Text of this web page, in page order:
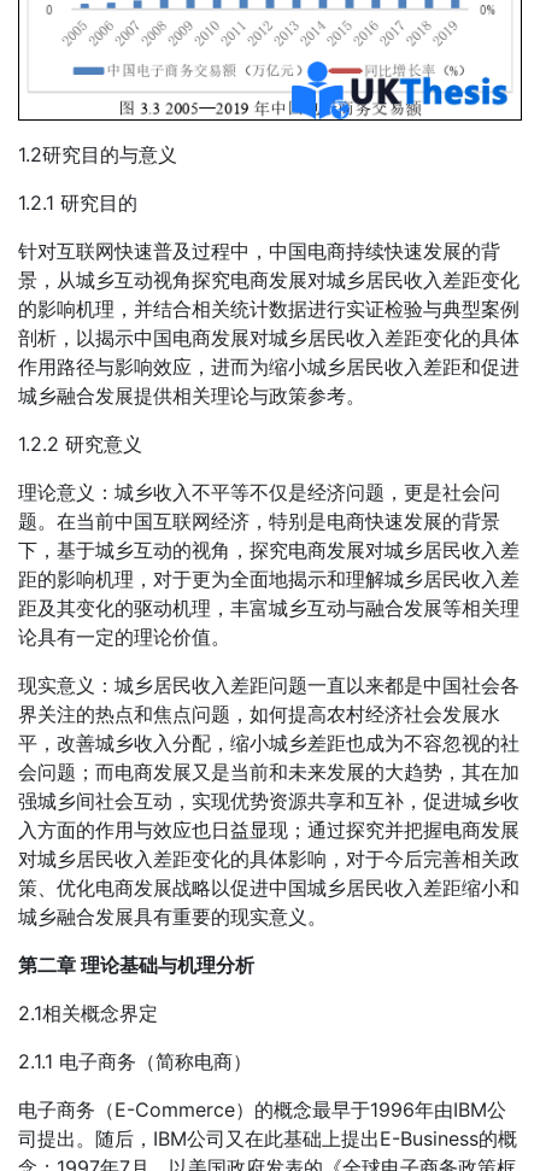
1.2研究目的与意义
1.2.1 研究目的
针对互联网快速普及过程中，中国电商持续快速发展的背
景，从城乡互动视角探究电商发展对城乡居民收入差距变化
的影响机理，并结合相关统计数据进行实证检验与典型案例
剖析，以揭示中国电商发展对城乡居民收入差距变化的具体
作用路径与影响效应，进而为缩小城乡居民收入差距和促进
城乡融合发展提供相关理论与政策参考。
1.2.2 研究意义
理论意义：城乡收入不平等不仅是经济问题，更是社会问
题。在当前中国互联网经济，特别是电商快速发展的背景
下，基于城乡互动的视角，探究电商发展对城乡居民收入差
距的影响机理，对于更为全面地揭示和理解城乡居民收入差
距及其变化的驱动机理，丰富城乡互动与融合发展等相关理
论具有一定的理论价值。
现实意义：城乡居民收入差距问题一直以来都是中国社会各
界关注的热点和焦点问题，如何提高农村经济社会发展水
平，改善城乡收入分配，缩小城乡差距也成为不容忽视的社
会问题；而电商发展又是当前和未来发展的大趋势，其在加
强城乡间社会互动，实现优势资源共享和互补，促进城乡收
入方面的作用与效应也日益显现；通过探究并把握电商发展
对城乡居民收入差距变化的具体影响，对于今后完善相关政
策、优化电商发展战略以促进中国城乡居民收入差距缩小和
城乡融合发展具有重要的现实意义。
第二章 理论基础与机理分析
2.1相关概念界定
2.1.1 电子商务（简称电商）
电子商务（E-Commerce）的概念最早于1996年由IBM公
司提出。随后，IBM公司又在此基础上提出E-Business的概